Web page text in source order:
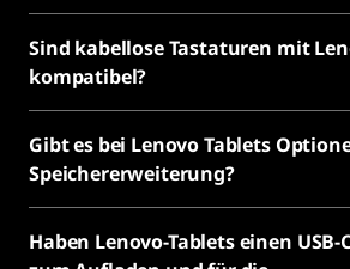
Sind kabellose Tastaturen mit
kompatibel?
Gibt es bei Lenovo Tablets
Speichererweiterung?
Haben Lenovo-Tablets einen USB-